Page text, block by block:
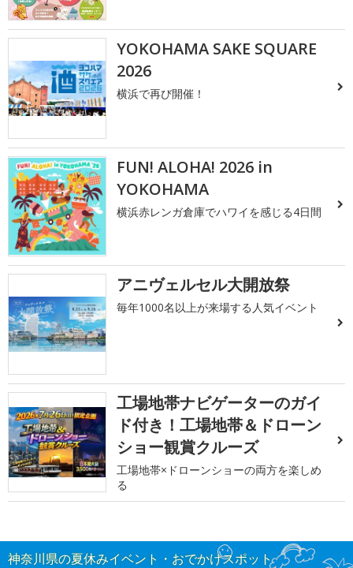
YOKOHAMA SAKE SQUARE
2026
横浜で再び開催！
FUN! ALOHA! 2026 in
YOKOHAMA
横浜赤レンガ倉庫でハワイを感じる4日間
アニヴェルセル大開放祭
毎年1000名以上が来場する人気イベント
工場地帯ナビゲーターのガイ
ド付き！工場地帯＆ドローン
ショー観賞クルーズ
工場地帯×ドローンショーの両方を楽しめ
る
神奈川県の夏休みイベント・おでかけスポット